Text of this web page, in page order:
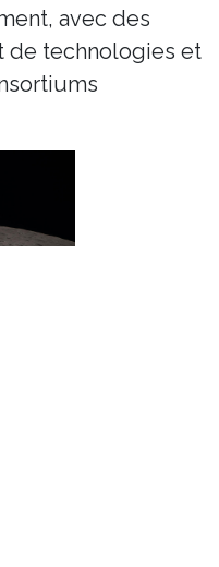
avec des
de technologies et